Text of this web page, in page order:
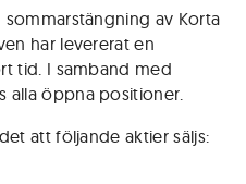
av Korta
har levererat en
tid. I samband med
alla öppna positioner.
att följande aktier säljs: